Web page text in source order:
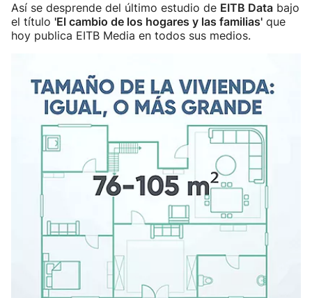
Así se desprende del último estudio de EITB Data bajo
el título 'El cambio de los hogares y las familias' que
hoy publica EITB Media en todos sus medios.